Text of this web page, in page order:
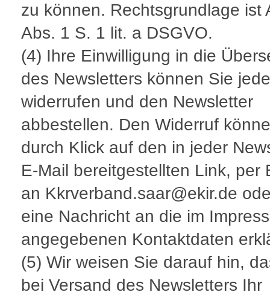
zu können. Rechtsgrundlage ist
Abs. 1 S. 1 lit. a DSGVO.
(4) Ihre Einwilligung in die
des Newsletters können Sie
widerrufen und den Newsletter
abbestellen. Den Widerruf
durch Klick auf den in jeder
E-Mail bereitgestellten Link, per
an Kkrverband.saar@ekir.de
eine Nachricht an die im
angegebenen Kontaktdaten
(5) Wir weisen Sie darauf hin,
bei Versand des Newsletters Ihr